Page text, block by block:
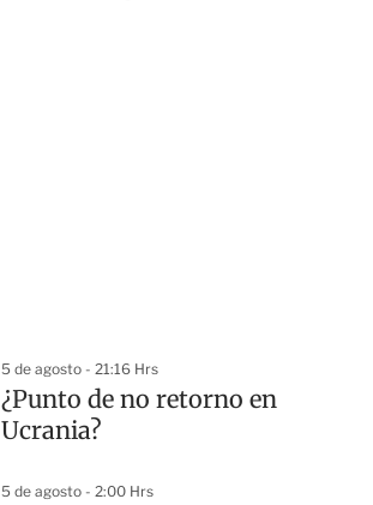
5 de agosto - 21:16 Hrs
¿Punto de no retorno en
Ucrania?
5 de agosto - 2:00 Hrs